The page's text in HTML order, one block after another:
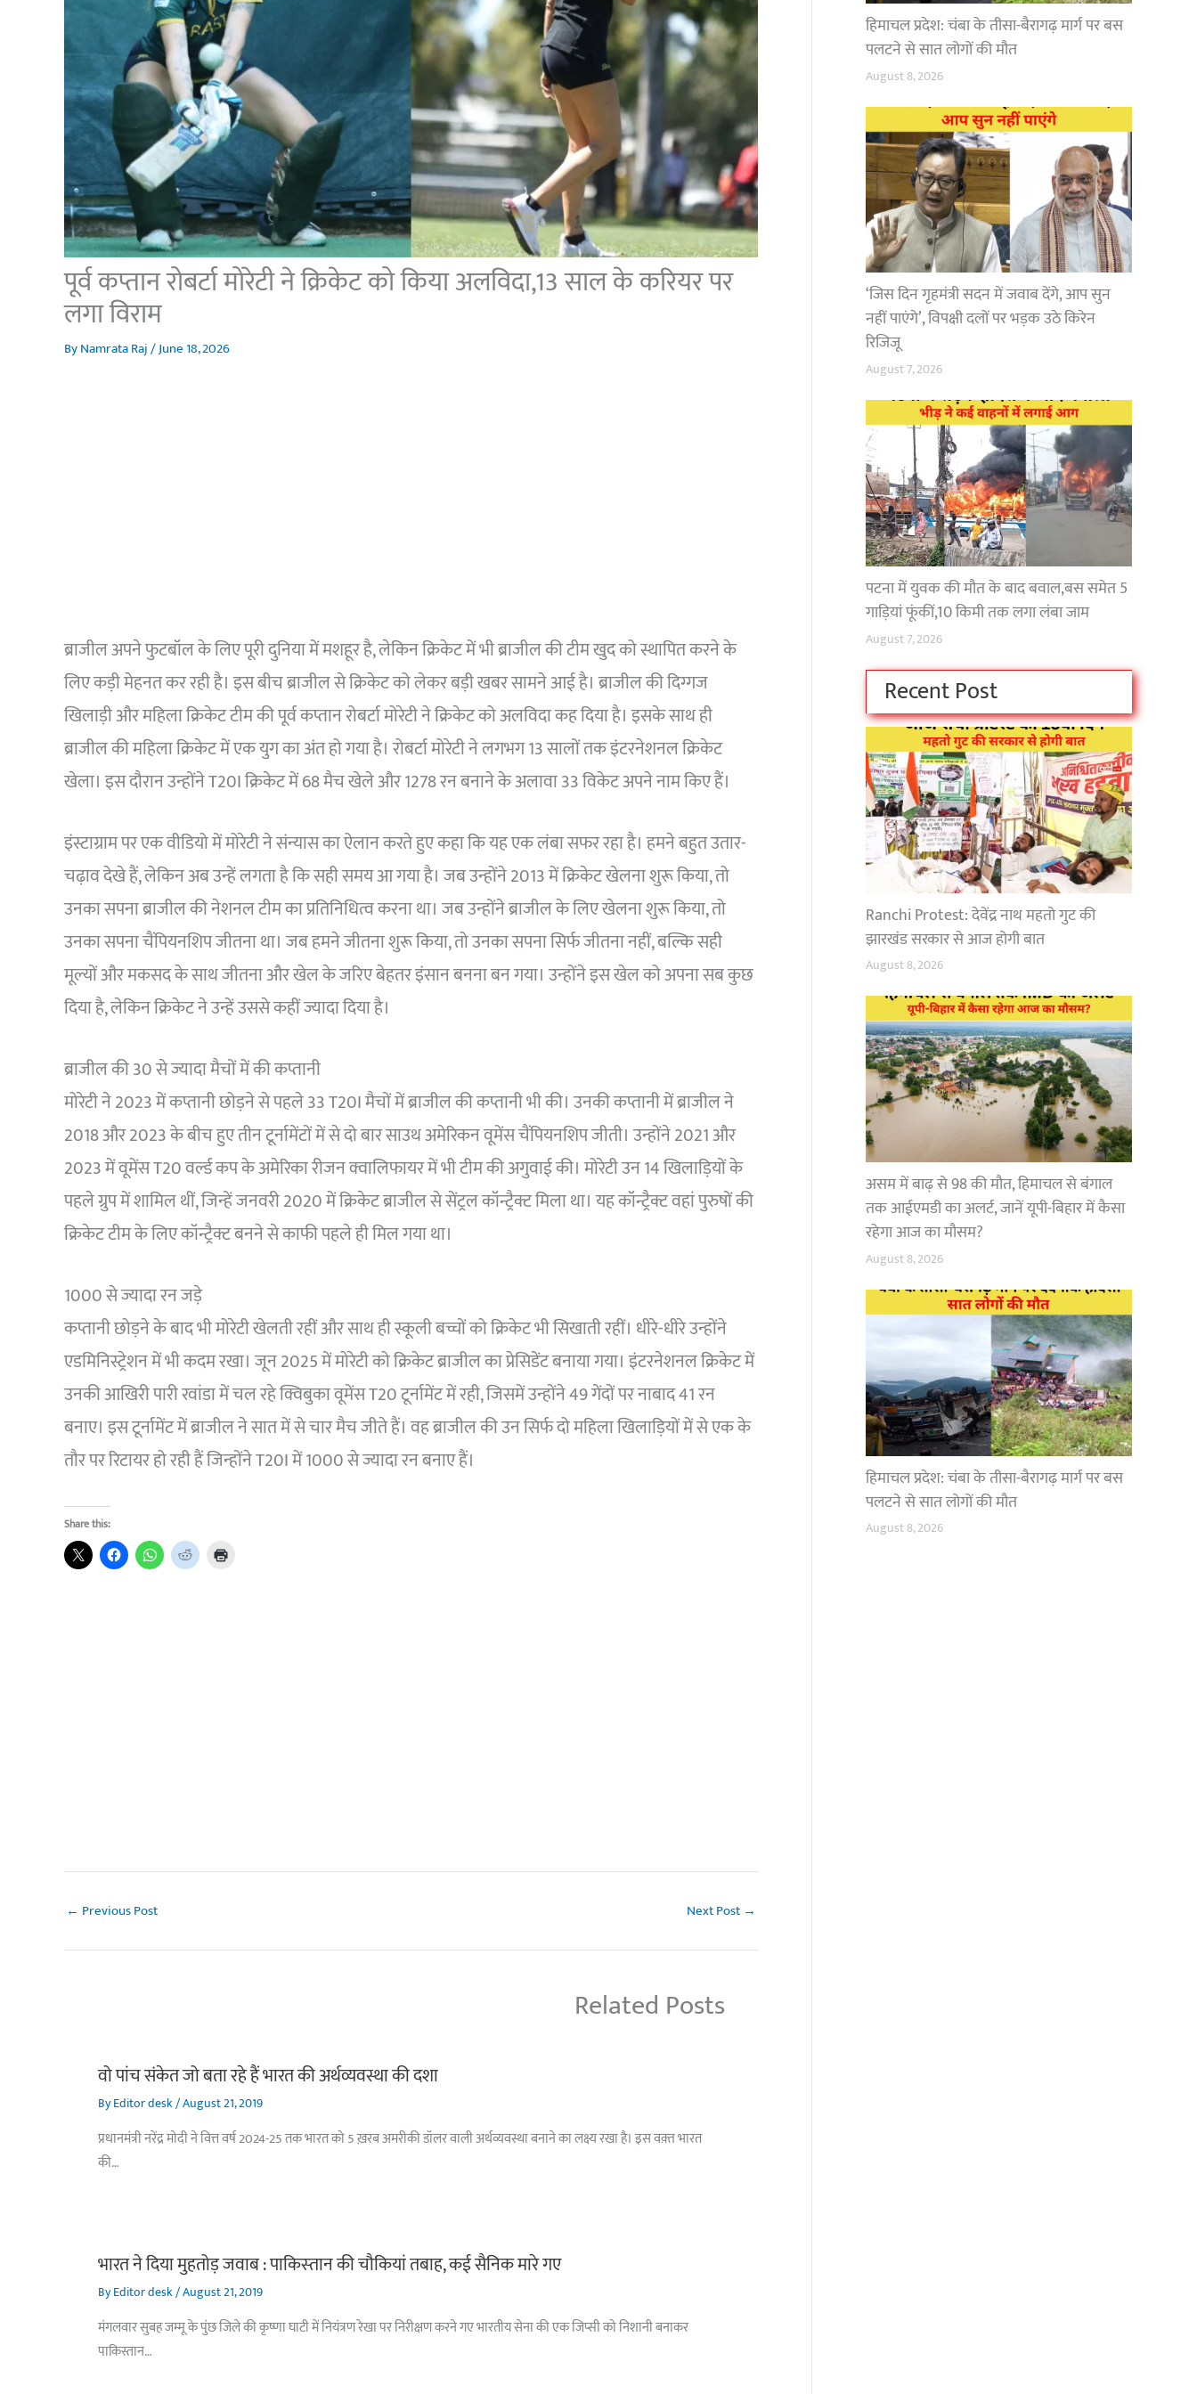
पूर्व कप्तान रोबर्टा मोरेटी ने क्रिकेट को किया अलविदा,13 साल के करियर पर
लगा विराम
ByNamrata Raj/June 18, 2026
ब्राजील अपने फुटबॉल के लिए पूरी दुनिया में मशहूर है, लेकिन क्रिकेट में भी ब्राजील की टीम खुद को स्थापित करने के
लिए कड़ी मेहनत कर रही है। इस बीच ब्राजील से क्रिकेट को लेकर बड़ी खबर सामने आई है। ब्राजील की दिग्गज
खिलाड़ी और महिला क्रिकेट टीम की पूर्व कप्तान रोबर्टा मोरेटी ने क्रिकेट को अलविदा कह दिया है। इसके साथ ही
ब्राजील की महिला क्रिकेट में एक युग का अंत हो गया है। रोबर्टा मोरेटी ने लगभग 13 सालों तक इंटरनेशनल क्रिकेट
खेला। इस दौरान उन्होंने T20I क्रिकेट में 68 मैच खेले और 1278 रन बनाने के अलावा 33 विकेट अपने नाम किए हैं।
इंस्टाग्राम पर एक वीडियो में मोरेटी ने संन्यास का ऐलान करते हुए कहा कि यह एक लंबा सफर रहा है। हमने बहुत उतार-
चढ़ाव देखे हैं, लेकिन अब उन्हें लगता है कि सही समय आ गया है। जब उन्होंने 2013 में क्रिकेट खेलना शुरू किया, तो
उनका सपना ब्राजील की नेशनल टीम का प्रतिनिधित्व करना था। जब उन्होंने ब्राजील के लिए खेलना शुरू किया, तो
उनका सपना चैंपियनशिप जीतना था। जब हमने जीतना शुरू किया, तो उनका सपना सिर्फ जीतना नहीं, बल्कि सही
मूल्यों और मकसद के साथ जीतना और खेल के जरिए बेहतर इंसान बनना बन गया। उन्होंने इस खेल को अपना सब कुछ
दिया है, लेकिन क्रिकेट ने उन्हें उससे कहीं ज्यादा दिया है।
ब्राजील की 30 से ज्यादा मैचों में की कप्तानी
मोरेटी ने 2023 में कप्तानी छोड़ने से पहले 33 T20I मैचों में ब्राजील की कप्तानी भी की। उनकी कप्तानी में ब्राजील ने
2018 और 2023 के बीच हुए तीन टूर्नामेंटों में से दो बार साउथ अमेरिकन वूमेंस चैंपियनशिप जीती। उन्होंने 2021 और
2023 में वूमेंस T20 वर्ल्ड कप के अमेरिका रीजन क्वालिफायर में भी टीम की अगुवाई की। मोरेटी उन 14 खिलाड़ियों के
पहले ग्रुप में शामिल थीं, जिन्हें जनवरी 2020 में क्रिकेट ब्राजील से सेंट्रल कॉन्ट्रैक्ट मिला था। यह कॉन्ट्रैक्ट वहां पुरुषों की
क्रिकेट टीम के लिए कॉन्ट्रैक्ट बनने से काफी पहले ही मिल गया था।
1000 से ज्यादा रन जड़े
कप्तानी छोड़ने के बाद भी मोरेटी खेलती रहीं और साथ ही स्कूली बच्चों को क्रिकेट भी सिखाती रहीं। धीरे-धीरे उन्होंने
एडमिनिस्ट्रेशन में भी कदम रखा। जून 2025 में मोरेटी को क्रिकेट ब्राजील का प्रेसिडेंट बनाया गया। इंटरनेशनल क्रिकेट में
उनकी आखिरी पारी रवांडा में चल रहे क्विबुका वूमेंस T20 टूर्नामेंट में रही, जिसमें उन्होंने 49 गेंदों पर नाबाद 41 रन
बनाए। इस टूर्नामेंट में ब्राजील ने सात में से चार मैच जीते हैं। वह ब्राजील की उन सिर्फ दो महिला खिलाड़ियों में से एक के
तौर पर रिटायर हो रही हैं जिन्होंने T20I में 1000 से ज्यादा रन बनाए हैं।
Share this:
← Previous Post Next Post →
Related Posts
वो पांच संकेत जो बता रहे हैं भारत की अर्थव्यवस्था की दशा
ByEditor desk/August 21, 2019
प्रधानमंत्री नरेंद्र मोदी ने वित्त वर्ष 2024-25 तक भारत को 5 ख़रब अमरीकी डॉलर वाली अर्थव्यवस्था बनाने का लक्ष्य रखा है। इस वक़्त भारत
की…
भारत ने दिया मुहतोड़ जवाब : पाकिस्‍तान की चौकियां तबाह, कई सैनिक मारे गए
ByEditor desk/August 21, 2019
मंगलवार सुबह जम्मू के पुंछ जिले की कृष्णा घाटी में नियंत्रण रेखा पर निरीक्षण करने गए भारतीय सेना की एक जिप्सी को निशानी बनाकर
पाकिस्तान…
हिमाचल प्रदेश: चंबा के तीसा-बैरागढ़ मार्ग पर बस
पलटने से सात लोगों की मौत
August 8, 2026
‘जिस दिन गृहमंत्री सदन में जवाब देंगे, आप सुन
नहीं पाएंगे’, विपक्षी दलों पर भड़क उठे किरेन
रिजिजू
August 7, 2026
पटना में युवक की मौत के बाद बवाल,बस समेत 5
गाड़ियां फूंकीं,10 किमी तक लगा लंबा जाम
August 7, 2026
Recent Post
Ranchi Protest: देवेंद्र नाथ महतो गुट की
झारखंड सरकार से आज होगी बात
August 8, 2026
असम में बाढ़ से 98 की मौत, हिमाचल से बंगाल
तक आईएमडी का अलर्ट, जानें यूपी-बिहार में कैसा
रहेगा आज का मौसम?
August 8, 2026
हिमाचल प्रदेश: चंबा के तीसा-बैरागढ़ मार्ग पर बस
पलटने से सात लोगों की मौत
August 8, 2026